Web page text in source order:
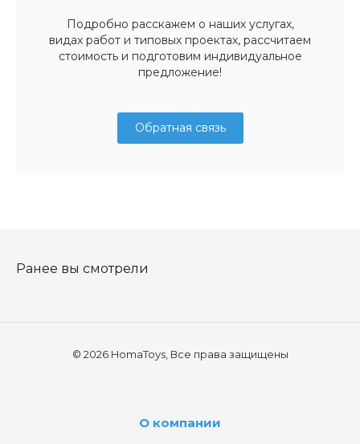
Подробно расскажем о наших услугах,
видах работ и типовых проектах, рассчитаем
стоимость и подготовим индивидуальное
предложение!
Обратная связь
Ранее вы смотрели
© 2026 HomaToys, Все права защищены
О компании